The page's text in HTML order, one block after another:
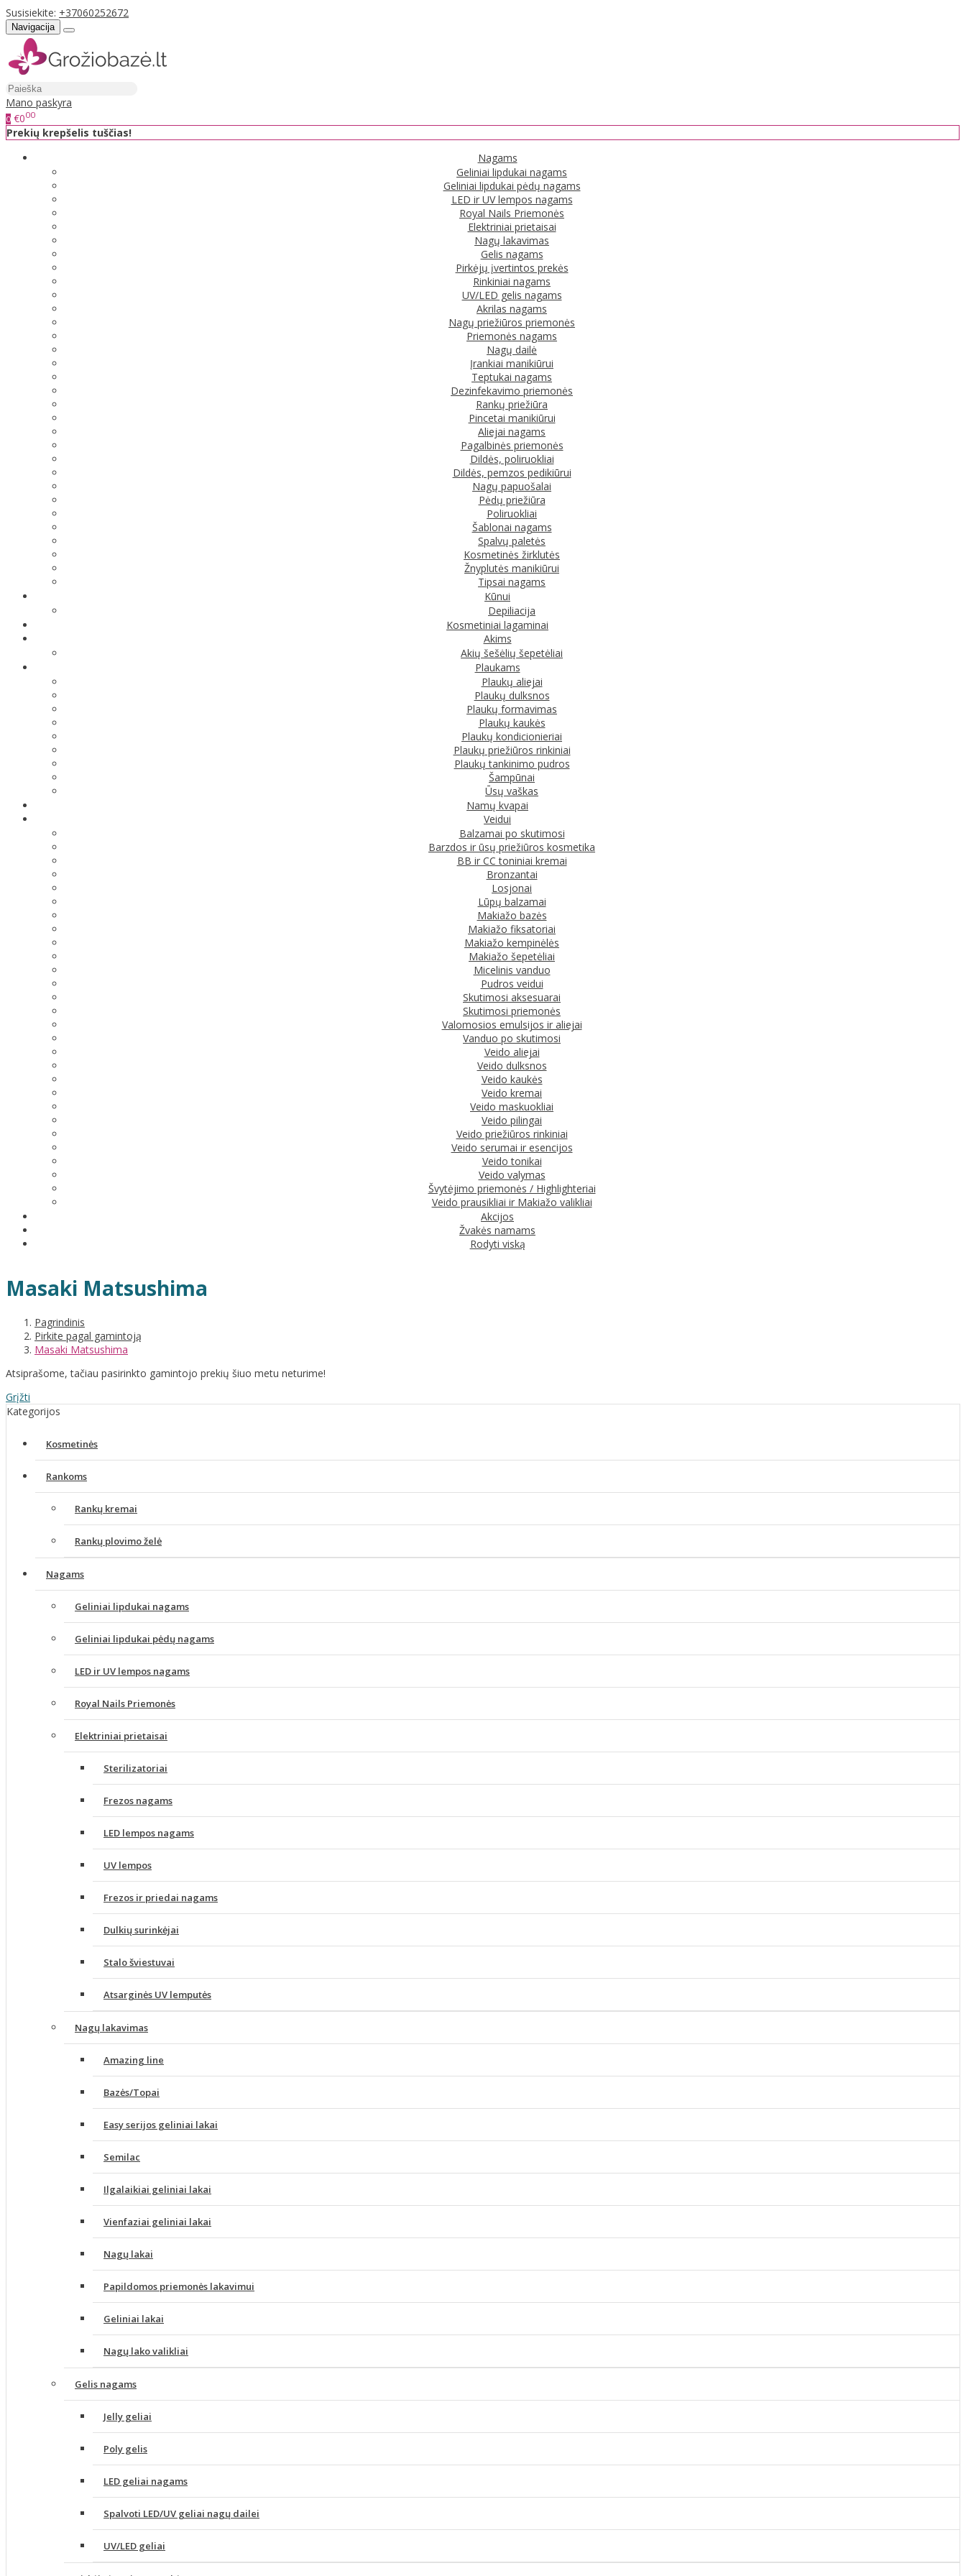
Susisiekite: +37060252672
Navigacija
Mano paskyra
0 €000
Prekių krepšelis tuščias!
Nagams
Geliniai lipdukai nagams
Geliniai lipdukai pėdų nagams
LED ir UV lempos nagams
Royal Nails Priemonės
Elektriniai prietaisai
Nagų lakavimas
Gelis nagams
Pirkėjų įvertintos prekės
Rinkiniai nagams
UV/LED gelis nagams
Akrilas nagams
Nagų priežiūros priemonės
Priemonės nagams
Nagų dailė
Įrankiai manikiūrui
Teptukai nagams
Dezinfekavimo priemonės
Rankų priežiūra
Pincetai manikiūrui
Aliejai nagams
Pagalbinės priemonės
Dildės, poliruokliai
Dildės, pemzos pedikiūrui
Nagų papuošalai
Pėdų priežiūra
Poliruokliai
Šablonai nagams
Spalvų paletės
Kosmetinės žirklutės
Žnyplutės manikiūrui
Tipsai nagams
Kūnui
Depiliacija
Kosmetiniai lagaminai
Akims
Akių šešėlių šepetėliai
Plaukams
Plaukų aliejai
Plaukų dulksnos
Plaukų formavimas
Plaukų kaukės
Plaukų kondicionieriai
Plaukų priežiūros rinkiniai
Plaukų tankinimo pudros
Šampūnai
Ūsų vaškas
Namų kvapai
Veidui
Balzamai po skutimosi
Barzdos ir ūsų priežiūros kosmetika
BB ir CC toniniai kremai
Bronzantai
Losjonai
Lūpų balzamai
Makiažo bazės
Makiažo fiksatoriai
Makiažo kempinėlės
Makiažo šepetėliai
Micelinis vanduo
Pudros veidui
Skutimosi aksesuarai
Skutimosi priemonės
Valomosios emulsijos ir aliejai
Vanduo po skutimosi
Veido aliejai
Veido dulksnos
Veido kaukės
Veido kremai
Veido maskuokliai
Veido pilingai
Veido priežiūros rinkiniai
Veido serumai ir esencijos
Veido tonikai
Veido valymas
Švytėjimo priemonės / Highlighteriai
Veido prausikliai ir Makiažo valikliai
Akcijos
Žvakės namams
Rodyti viską
Masaki Matsushima
Pagrindinis
Pirkite pagal gamintoją
Masaki Matsushima
Atsiprašome, tačiau pasirinkto gamintojo prekių šiuo metu neturime!
Grįžti
Kategorijos
Kosmetinės
Rankoms
Rankų kremai
Rankų plovimo želė
Nagams
Geliniai lipdukai nagams
Geliniai lipdukai pėdų nagams
LED ir UV lempos nagams
Royal Nails Priemonės
Elektriniai prietaisai
Sterilizatoriai
Frezos nagams
LED lempos nagams
UV lempos
Frezos ir priedai nagams
Dulkių surinkėjai
Stalo šviestuvai
Atsarginės UV lemputės
Nagų lakavimas
Amazing line
Bazės/Topai
Easy serijos geliniai lakai
Semilac
Ilgalaikiai geliniai lakai
Vienfaziai geliniai lakai
Nagų lakai
Papildomos priemonės lakavimui
Geliniai lakai
Nagų lako valikliai
Gelis nagams
Jelly geliai
Poly gelis
LED geliai nagams
Spalvoti LED/UV geliai nagų dailei
UV/LED geliai